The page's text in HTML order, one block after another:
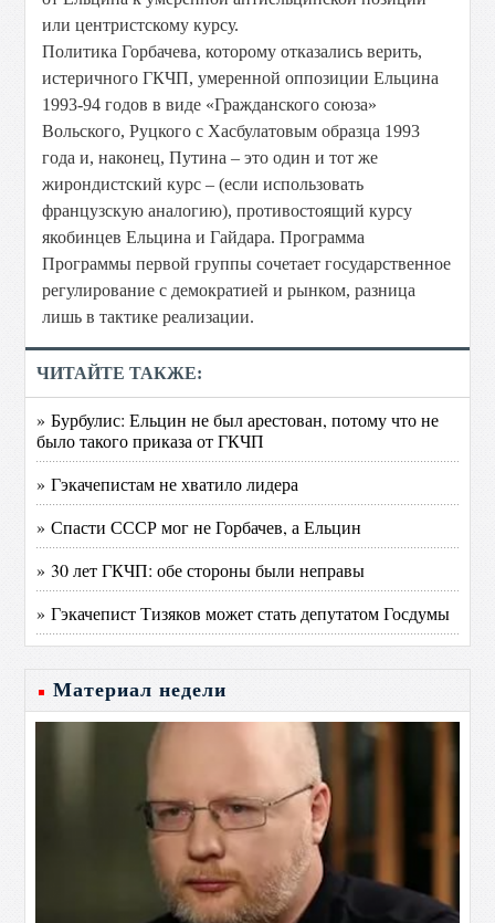
или центристскому курсу.
Политика Горбачева, которому отказались верить,
истеричного ГКЧП, умеренной оппозиции Ельцина
1993-94 годов в виде «Гражданского союза»
Вольского, Руцкого с Хаcбулатовым образца 1993
года и, наконец, Путина – это один и тот же
жирондистский курс – (если использовать
французскую аналогию), противостоящий курсу
якобинцев Ельцина и Гайдара. Программа
Программы первой группы сочетает государственное
регулирование с демократией и рынком, разница
лишь в тактике реализации.
ЧИТАЙТЕ ТАКЖЕ:
» Бурбулис: Ельцин не был арестован, потому что не
было такого приказа от ГКЧП
» Гэкачепистам не хватило лидера
» Спасти СССР мог не Горбачев, а Ельцин
» 30 лет ГКЧП: обе стороны были неправы
» Гэкачепист Тизяков может стать депутатом Госдумы
Материал недели